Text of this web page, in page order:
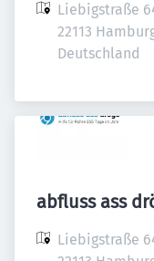
Liebigstraße
22113
Deutschland
abfluss ass
Liebigstraße